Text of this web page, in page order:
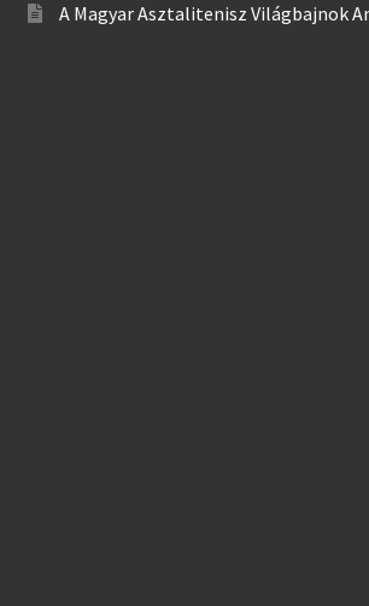
A Magyar Asztalitenisz Világbajnok